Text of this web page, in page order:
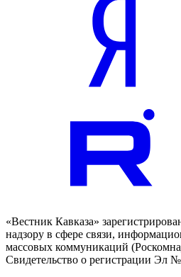
«Вестник Кавказа»
надзору в сфере связи,
массовых коммуникаций
Свидетельство о регистрации Эл